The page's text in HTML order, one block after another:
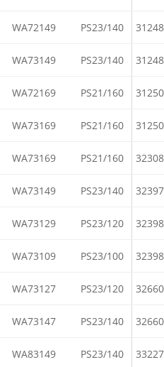
WA72149 PS23/140
WA73149 PS23/140
WA72169 PS21/160
WA73169 PS21/160
WA73169 PS21/160
WA73149 PS23/140
WA73129 PS23/120
WA73109 PS23/100
WA73127 PS23/120
WA73147 PS23/140
WA83149 PS23/140